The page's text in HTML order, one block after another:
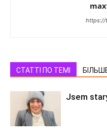
https://
СТАТТІ ПО ТЕМІ
Jsem